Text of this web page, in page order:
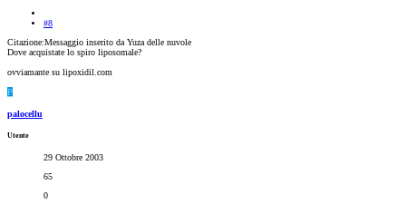
#8
Citazione:Messaggio inserito da Yuza delle nuvole
Dove acquistate lo spiro liposomale?
ovviamante su lipoxidil.com
P
palocellu
Utente
29 Ottobre 2003
65
0